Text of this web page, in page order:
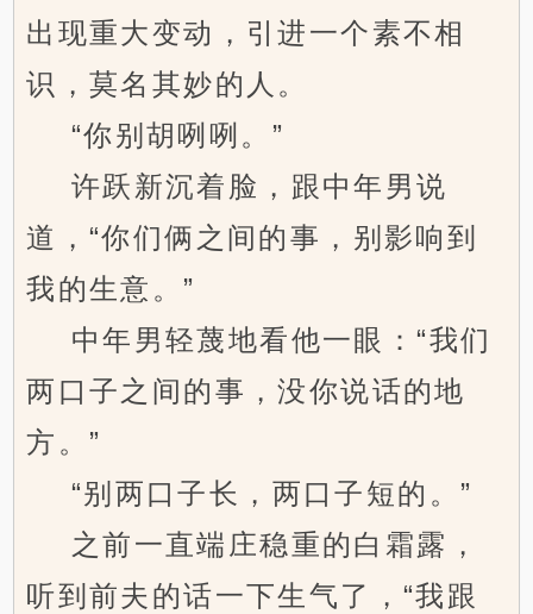
出现重大变动，引进一个素不相
识，莫名其妙的人。
“你别胡咧咧。”
许跃新沉着脸，跟中年男说
道，“你们俩之间的事，别影响到
我的生意。”
中年男轻蔑地看他一眼：“我们
两口子之间的事，没你说话的地
方。”
“别两口子长，两口子短的。”
之前一直端庄稳重的白霜露，
听到前夫的话一下生气了，“我跟